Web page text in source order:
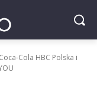
Coca-Cola HBC Polska i